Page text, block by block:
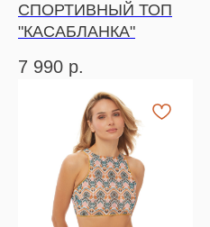
СПОРТИВНЫЙ ТОП
"КАСАБЛАНКА"
7 990 р.